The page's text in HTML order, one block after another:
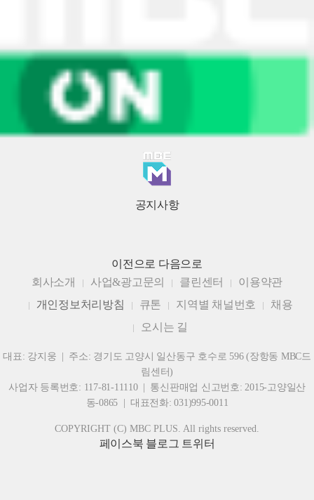
공지사항
이전으로 다음으로
회사소개
사업&광고문의 클린센터
이용약관
개인정보처리방침
큐톤 지역별 채널번호
채용
오시는 길
대표: 강지웅 | 주소: 경기도 고양시 일산동구 호수로 596 (장항동 MBC드
림센터)
사업자 등록번호: 117-81-11110 | 통신판매업 신고번호: 2015-고양일산
동-0865 | 대표전화: 031)995-0011
COPYRIGHT (C) MBC PLUS. All rights reserved.
페이스북 블로그 트위터